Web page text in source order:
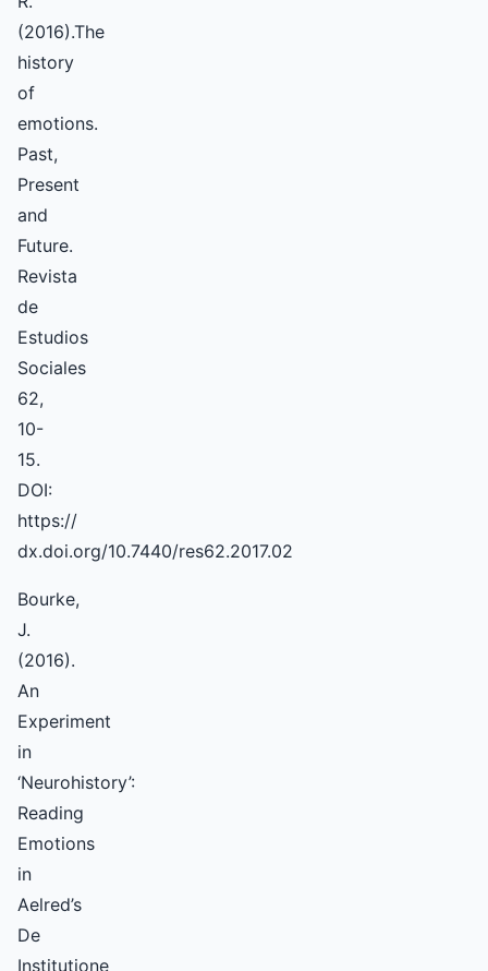
(2016).The
history
of
emotions.
Past,
Present
and
Future.
Revista
de
Estudios
Sociales
62,
10-
15.
DOI:
https://
dx.doi.org/10.7440/res62.2017.02
Bourke,
J.
(2016).
An
Experiment
in
‘Neurohistory’:
Reading
Emotions
in
Aelred’s
De
Institutione